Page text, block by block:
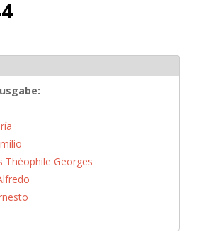
Théophile Georges